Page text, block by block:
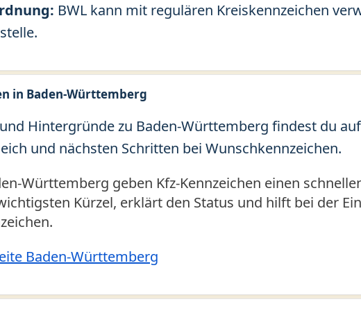
BWL kann mit regulären Kreiskennzeichen
in Baden-Württemberg
Hintergründe zu Baden-Württemberg findest du
und nächsten Schritten bei Wunschkennzeichen.
Württemberg geben Kfz-Kennzeichen einen
Kürzel, erklärt den Status und hilft bei der
Baden-Württemberg